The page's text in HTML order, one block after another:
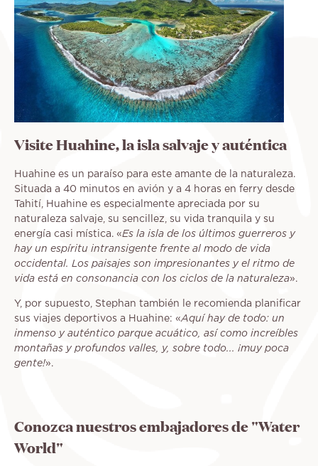
Visite Huahine, la isla salvaje y auténtica
Huahine es un paraíso para este amante de la naturaleza.
Situada a 40 minutos en avión y a 4 horas en ferry desde
Tahití, Huahine es especialmente apreciada por su
naturaleza salvaje, su sencillez, su vida tranquila y su
energía casi mística. «Es la isla de los últimos guerreros y
hay un espíritu intransigente frente al modo de vida
occidental. Los paisajes son impresionantes y el ritmo de
vida está en consonancia con los ciclos de la naturaleza».
Y, por supuesto, Stephan también le recomienda planificar
sus viajes deportivos a Huahine: «Aquí hay de todo: un
inmenso y auténtico parque acuático, así como increíbles
montañas y profundos valles, y, sobre todo... ¡muy poca
gente!».
Conozca nuestros embajadores de "Water
World"